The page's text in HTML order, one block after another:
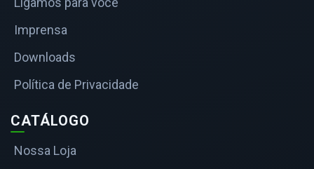
Imprensa
Downloads
Política de Privacidade
CATÁLOGO
Nossa Loja